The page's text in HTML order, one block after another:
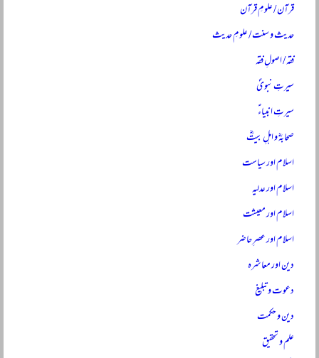
قرآن / علومِ قرآن
حدیث و سنت / علومِ حدیث
فقہ / اصولِ فقہ
سیرتِ نبویؐ
سیرتِ انبیاءؑ
صحابہؓ و اہلِ بیتؓ
اسلام اور سیاست
اسلام اور عدلیہ
اسلام اور معیشت
اسلام اور عصرِ حاضر
دین اور معاشرہ
دعوت و تبلیغ
دین و حکمت
علم و تحقیق